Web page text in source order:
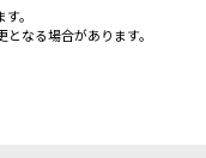
。
なる場合があります。